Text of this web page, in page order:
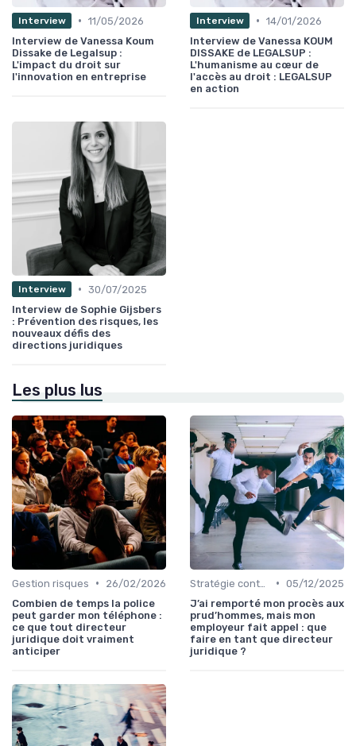
Interview • 11/05/2026
Interview de Vanessa Koum
Dissake de Legalsup :
L'impact du droit sur
l'innovation en entreprise
Interview • 14/01/2026
Interview de Vanessa KOUM
DISSAKE de LEGALSUP :
L'humanisme au cœur de
l'accès au droit : LEGALSUP
en action
Interview • 30/07/2025
Interview de Sophie Gijsbers
: Prévention des risques, les
nouveaux défis des
directions juridiques
Les plus lus
Gestion risques •
26/02/2026
Combien de temps la police
peut garder mon téléphone :
ce que tout directeur
juridique doit vraiment
anticiper
• 05/12/2025
J’ai remporté mon procès aux
prud’hommes, mais mon
employeur fait appel : que
faire en tant que directeur
juridique ?